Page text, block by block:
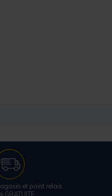
et point relais
GRATUITE